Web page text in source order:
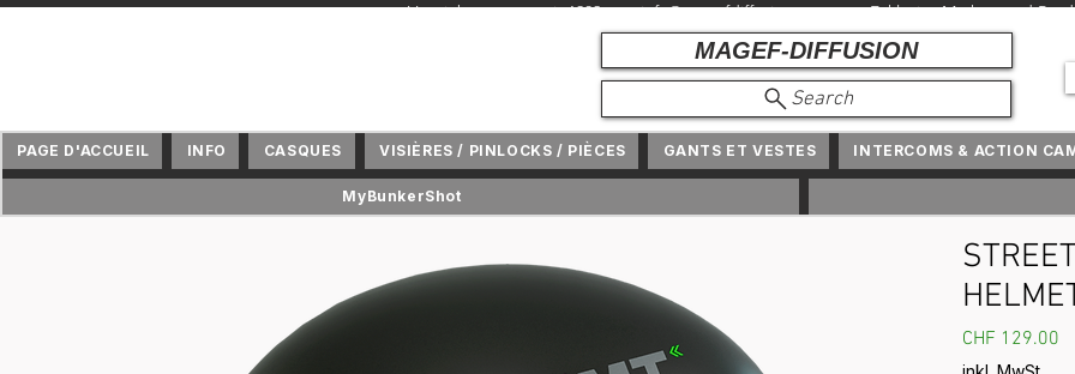
+ Vertriebspartner seit 1982 +info@magefdiffusion.com+ Exklusive Marken und
MAGEF-DIFFUSION
Search
CHF 129.00
PAGE D'ACCUEIL INFO CASQUES VISIÈRES / PINLOCKS / PIÈCES GANTS ET VESTES INTERCOMS & ACTION
MyBunkerShot